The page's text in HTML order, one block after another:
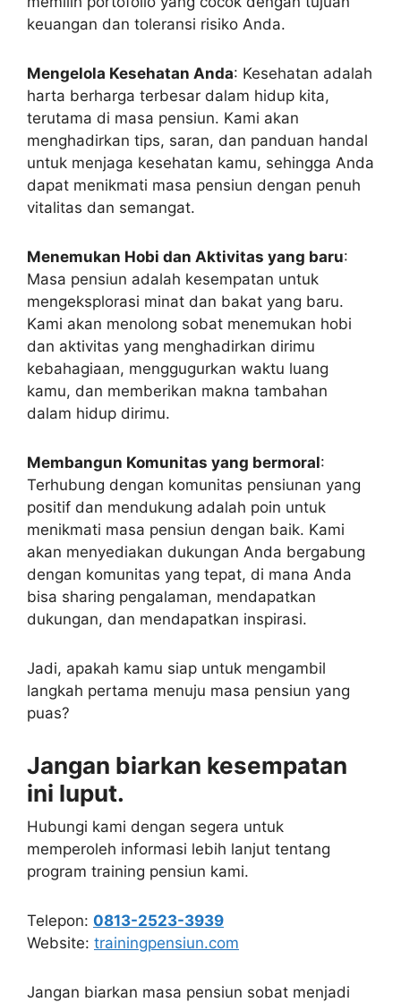
keuangan dan toleransi risiko Anda.
Mengelola Kesehatan Anda: Kesehatan adalah
harta berharga terbesar dalam hidup kita,
terutama di masa pensiun. Kami akan
menghadirkan tips, saran, dan panduan handal
untuk menjaga kesehatan kamu, sehingga Anda
dapat menikmati masa pensiun dengan penuh
vitalitas dan semangat.
Menemukan Hobi dan Aktivitas yang baru:
Masa pensiun adalah kesempatan untuk
mengeksplorasi minat dan bakat yang baru.
Kami akan menolong sobat menemukan hobi
dan aktivitas yang menghadirkan dirimu
kebahagiaan, menggugurkan waktu luang
kamu, dan memberikan makna tambahan
dalam hidup dirimu.
Membangun Komunitas yang bermoral:
Terhubung dengan komunitas pensiunan yang
positif dan mendukung adalah poin untuk
menikmati masa pensiun dengan baik. Kami
akan menyediakan dukungan Anda bergabung
dengan komunitas yang tepat, di mana Anda
bisa sharing pengalaman, mendapatkan
dukungan, dan mendapatkan inspirasi.
Jadi, apakah kamu siap untuk mengambil
langkah pertama menuju masa pensiun yang
puas?
Jangan biarkan kesempatan
ini luput.
Hubungi kami dengan segera untuk
memperoleh informasi lebih lanjut tentang
program training pensiun kami.
Telepon: 0813-2523-3939
Website: trainingpensiun.com
Jangan biarkan masa pensiun sobat menjadi